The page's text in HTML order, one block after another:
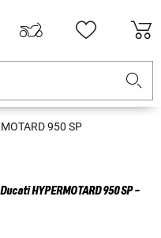
950 SP
DucatiHYPERMOTARD 950 SP -